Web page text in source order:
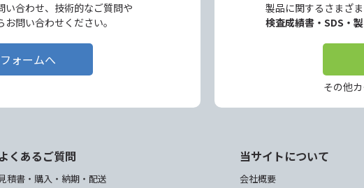
合わせ、技術的なご質問や
問い合わせください。
ォームへ
製品に関するさまざ
検査成績書・SDS・
その他
よくあるご質問
積書・購入・納期・配送
当サイトについて
会社概要